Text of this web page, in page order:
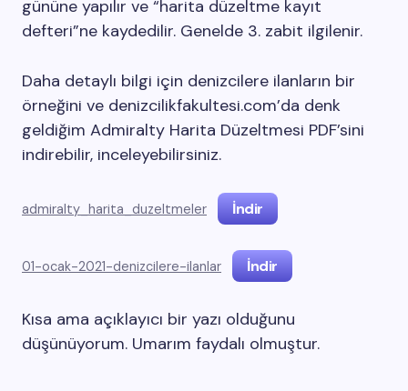
gününe yapılır ve “harita düzeltme kayıt
defteri”ne kaydedilir. Genelde 3. zabit ilgilenir.
Daha detaylı bilgi için denizcilere ilanların bir
örneğini ve denizcilikfakultesi.com’da denk
geldiğim Admiralty Harita Düzeltmesi PDF’sini
indirebilir, inceleyebilirsiniz.
admiralty_harita_duzeltmeler İndir
01-ocak-2021-denizcilere-ilanlar İndir
Kısa ama açıklayıcı bir yazı olduğunu
düşünüyorum. Umarım faydalı olmuştur.